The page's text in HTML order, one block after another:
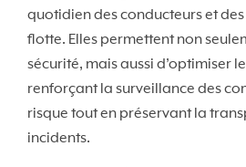
quotidien des conducteurs et
flotte. Elles permettent non
sécurité, mais aussi d’optimiser
renforçant la surveillance des
risque tout en préservant la
incidents.